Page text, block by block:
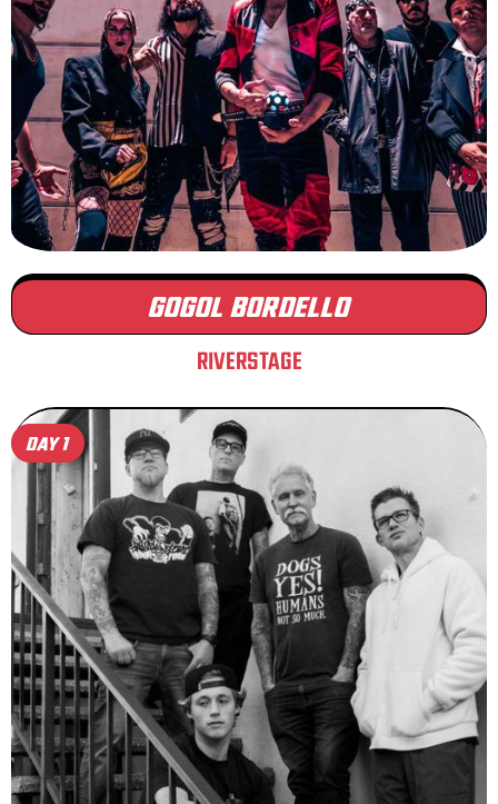
GOGOL BORDELLO
RIVERSTAGE
DAY 1